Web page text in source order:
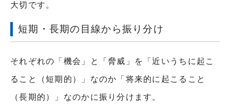
大切です。
短期・長期の目線から振り分け
それぞれの「機会」と「脅威」を「近いうちに起こ
ること（短期的）」なのか「将来的に起こること
（長期的）」なのかに振り分けます。